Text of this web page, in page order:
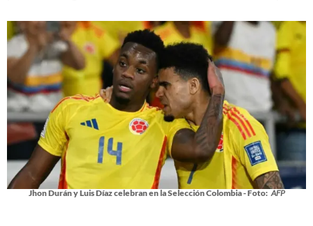
Jhon Durán y Luis Díaz celebran en la Selección Colombia - Foto: AFP